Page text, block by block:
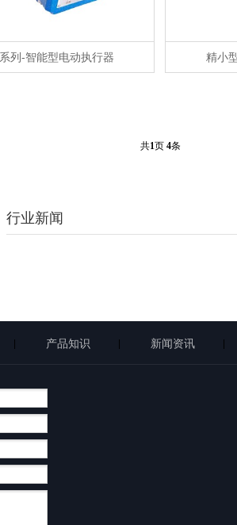
列-智能型电动执行器 精小
共1页 4条
行业新闻
产品知识 新闻资讯